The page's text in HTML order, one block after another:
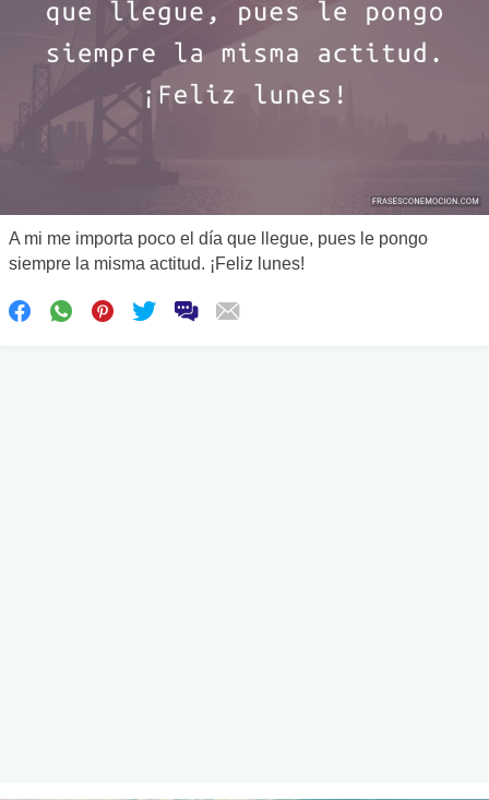
A mi me importa poco el día que llegue, pues le pongo
siempre la misma actitud. ¡Feliz lunes!